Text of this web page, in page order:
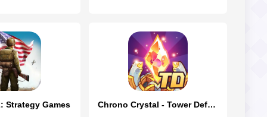
Strategy Games Chrono Crystal - Tower Defense